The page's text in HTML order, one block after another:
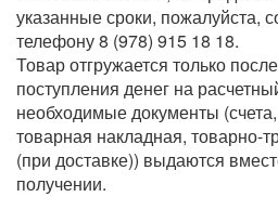
указанные сроки, пожалуйста,
телефону8 (978) 915 18 18.
Товар отгружается только
поступления денег на
необходимые документы
товарная накладная, товарно-
(при доставке)) выдаются
получении.